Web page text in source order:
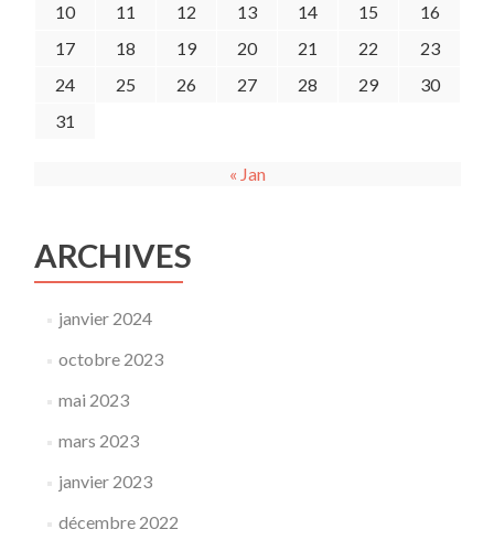
10 11 12 13 14 15
16
17
18 19 20 21 22
23
24
25 26 27 28 29
30
31
« Jan
ARCHIVES
janvier 2024
octobre 2023
mai 2023
mars 2023
janvier 2023
décembre 2022